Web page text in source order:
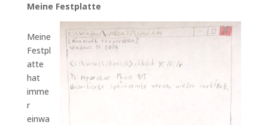
Meine Festplatte
Meine
Festpl
atte
hat
imme
r
einwa